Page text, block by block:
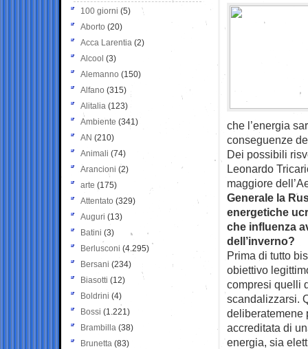
che l’energia
conseguenze
Dei possibili
Leonardo
maggiore
Generale la
energetiche
che influenza
dell’inverno?
Prima di tutto
obiettivo
compresi quelli
scandalizzarsi.
deliberatemene
accreditata di
energia, sia
100 giorni (5)
Aborto (20)
Acca Larentia (2)
Alcool (3)
Alemanno (150)
Alfano (315)
Alitalia (123)
Ambiente (341)
AN (210)
Animali (74)
Arancioni (2)
arte (175)
Attentato (329)
Auguri (13)
Batini (3)
Berlusconi (4.295)
Bersani (234)
Biasotti (12)
Boldrini (4)
Bossi (1.221)
Brambilla (38)
Brunetta (83)